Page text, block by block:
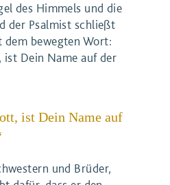
des Himmels und die
der Psalmist schließt
dem bewegten Wort:
Dein Name auf der
ist Dein Name auf
und Brüder,